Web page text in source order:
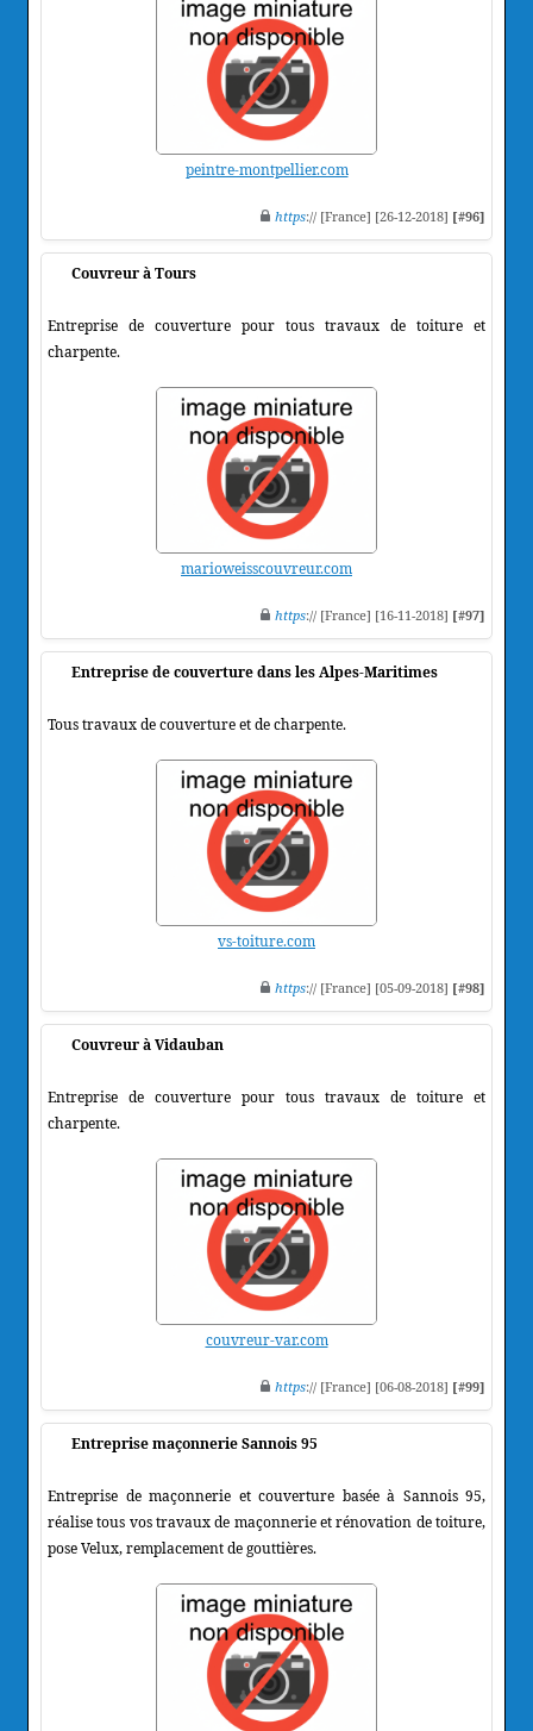
peintre-montpellier.com
https:// [France] [26-12-2018] [#96]
Couvreur à Tours
Entreprise de couverture pour tous travaux de toiture et
charpente.
marioweisscouvreur.com
https:// [France] [16-11-2018] [#97]
Entreprise de couverture dans les Alpes-Maritimes
Tous travaux de couverture et de charpente.
vs-toiture.com
https:// [France] [05-09-2018] [#98]
Couvreur à Vidauban
Entreprise de couverture pour tous travaux de toiture et
charpente.
couvreur-var.com
https:// [France] [06-08-2018] [#99]
Entreprise maçonnerie Sannois 95
Entreprise de maçonnerie et couverture basée à Sannois 95,
réalise tous vos travaux de maçonnerie et rénovation de toiture,
pose Velux, remplacement de gouttières.